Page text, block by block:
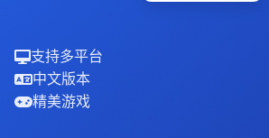
支持多平台
中文版本
精美游戏